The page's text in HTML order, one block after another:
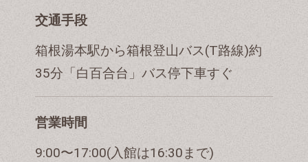
交通手段
箱根湯本駅から箱根登山バス(T路線)約
35分「白百合台」バス停下車すぐ
営業時間
9:00〜17:00(入館は16:30まで)